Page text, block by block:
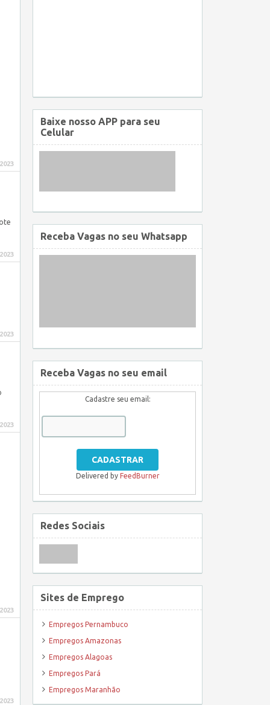
Baixe nosso APP para seu
Celular
Receba Vagas no seu Whatsapp
Receba Vagas no seu email
Cadastre seu email:
Delivered by FeedBurner
Redes Sociais
Sites de Emprego
Empregos Pernambuco
Empregos Amazonas
Empregos Alagoas
Empregos Pará
Empregos Maranhão